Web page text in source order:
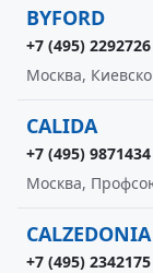
BYFORD
+7 (495) 2292726
Москва,
CALIDA
+7 (495) 9871434
Москва,
CALZEDONIA
+7 (495) 2342175